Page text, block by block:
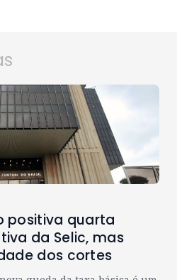
positiva quarta
da Selic, mas
dos cortes